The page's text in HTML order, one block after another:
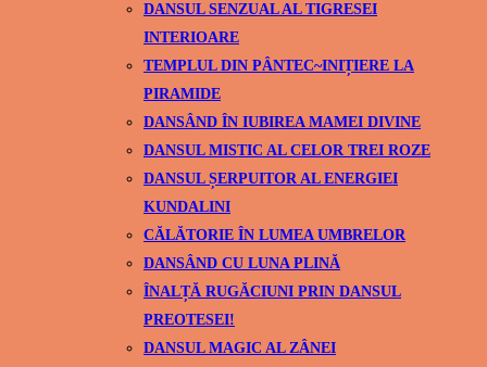
DANSUL SENZUAL AL TIGRESEI
INTERIOARE
TEMPLUL DIN PÂNTEC~INIȚIERE LA
PIRAMIDE
DANSÂND ÎN IUBIREA MAMEI DIVINE
DANSUL MISTIC AL CELOR TREI ROZE
DANSUL ȘERPUITOR AL ENERGIEI
KUNDALINI
CĂLĂTORIE ÎN LUMEA UMBRELOR
DANSÂND CU LUNA PLINĂ
ÎNALȚĂ RUGĂCIUNI PRIN DANSUL
PREOTESEI!
DANSUL MAGIC AL ZÂNEI